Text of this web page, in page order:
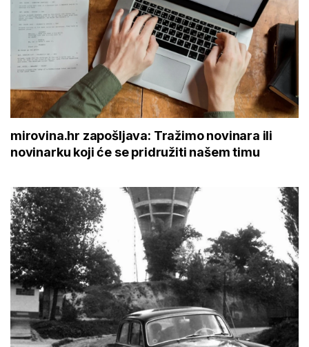
mirovina.hr zapošljava: Tražimo novinara ili
novinarku koji će se pridružiti našem timu